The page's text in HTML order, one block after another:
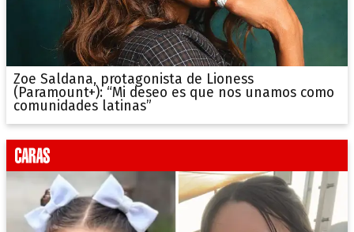
Zoe Saldana, protagonista de Lioness
(Paramount+): “Mi deseo es que nos unamos como
comunidades latinas”